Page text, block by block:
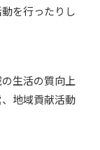
を行ったりし
生活の質向上
地域貢献活動